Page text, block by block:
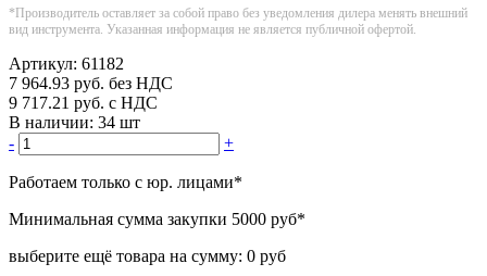
*Производитель оставляет за собой право без уведомления дилера менять внешний
вид инструмента. Указанная информация не является публичной офертой.
Артикул: 61182
7 964.93 руб. без НДС
9 717.21 руб. с НДС
В наличии: 34 шт
-
+
Работаем только с юр. лицами*
Минимальная сумма закупки 5000 руб*
выберите ещё товара на сумму: 0 руб